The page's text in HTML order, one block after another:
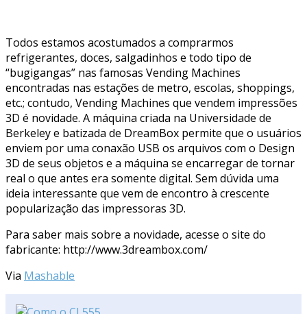
Todos estamos acostumados a comprarmos
refrigerantes, doces, salgadinhos e todo tipo de
“bugigangas” nas famosas Vending Machines
encontradas nas estações de metro, escolas, shoppings,
etc.; contudo, Vending Machines que vendem impressões
3D é novidade. A máquina criada na Universidade de
Berkeley e batizada de DreamBox permite que o usuários
enviem por uma conaxão USB os arquivos com o Design
3D de seus objetos e a máquina se encarregar de tornar
real o que antes era somente digital. Sem dúvida uma
ideia interessante que vem de encontro à crescente
popularização das impressoras 3D.
Para saber mais sobre a novidade, acesse o site do
fabricante: http://www.3dreambox.com/
Via Mashable